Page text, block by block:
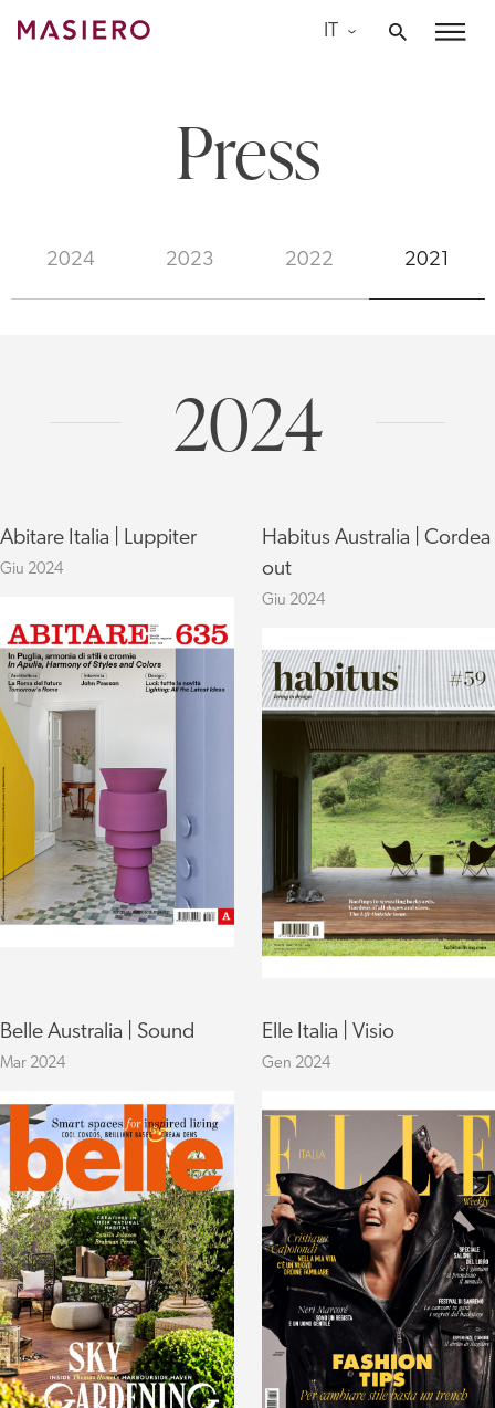
Skip
IT
Press
2024 2023 2022 2021
2024
Abitare Italia | Luppiter
Giu 2024
Habitus Australia | Cordea
out
Giu 2024
Belle Australia | Sound
Mar 2024
Elle Italia | Visio
Gen 2024